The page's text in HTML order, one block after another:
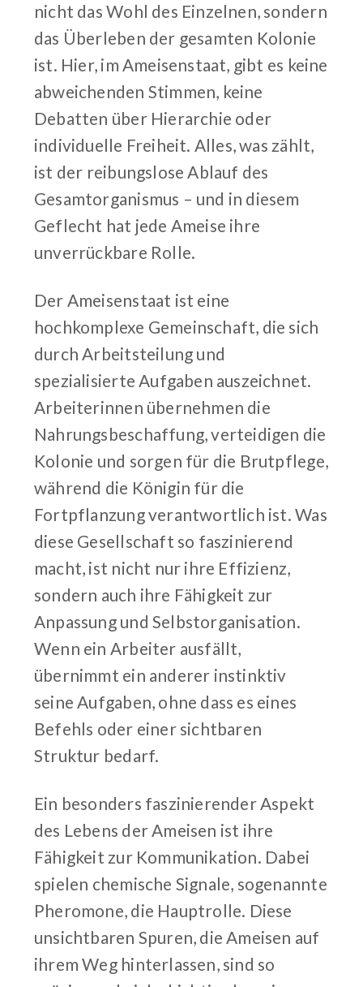
nicht das Wohl des Einzelnen, sondern
das Überleben der gesamten Kolonie
ist. Hier, im Ameisenstaat, gibt es keine
abweichenden Stimmen, keine
Debatten über Hierarchie oder
individuelle Freiheit. Alles, was zählt,
ist der reibungslose Ablauf des
Gesamtorganismus – und in diesem
Geflecht hat jede Ameise ihre
unverrückbare Rolle.
Der Ameisenstaat ist eine
hochkomplexe Gemeinschaft, die sich
durch Arbeitsteilung und
spezialisierte Aufgaben auszeichnet.
Arbeiterinnen übernehmen die
Nahrungsbeschaffung, verteidigen die
Kolonie und sorgen für die Brutpflege,
während die Königin für die
Fortpflanzung verantwortlich ist. Was
diese Gesellschaft so faszinierend
macht, ist nicht nur ihre Effizienz,
sondern auch ihre Fähigkeit zur
Anpassung und Selbstorganisation.
Wenn ein Arbeiter ausfällt,
übernimmt ein anderer instinktiv
seine Aufgaben, ohne dass es eines
Befehls oder einer sichtbaren
Struktur bedarf.
Ein besonders faszinierender Aspekt
des Lebens der Ameisen ist ihre
Fähigkeit zur Kommunikation. Dabei
spielen chemische Signale, sogenannte
Pheromone, die Hauptrolle. Diese
unsichtbaren Spuren, die Ameisen auf
ihrem Weg hinterlassen, sind so